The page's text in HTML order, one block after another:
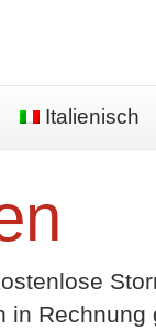
Italienisch
in Rechnung